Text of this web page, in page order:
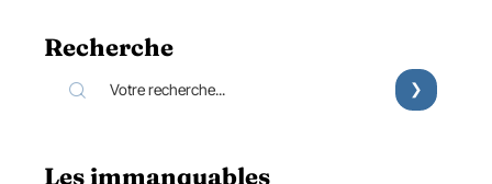
Recherche
Les immanquables